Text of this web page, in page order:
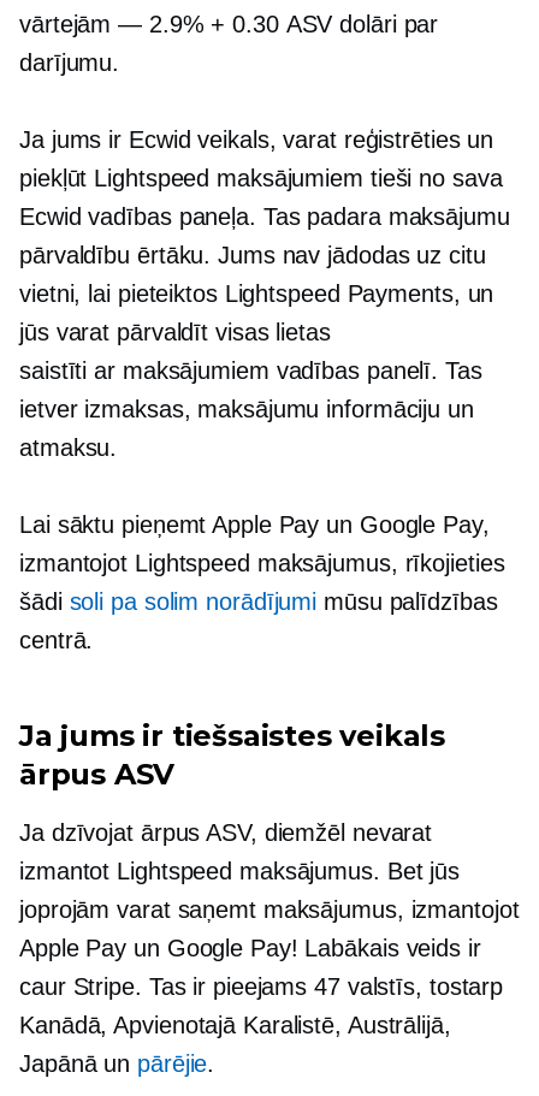
vārtejām — 2.9% + 0.30 ASV dolāri par
darījumu.
Ja jums ir Ecwid veikals, varat reģistrēties un
piekļūt Lightspeed maksājumiem tieši no sava
Ecwid vadības paneļa. Tas padara maksājumu
pārvaldību ērtāku. Jums nav jādodas uz citu
vietni, lai pieteiktos Lightspeed Payments, un
jūs varat pārvaldīt visas lietas
saistīti ar maksājumiem vadības panelī. Tas
ietver izmaksas, maksājumu informāciju un
atmaksu.
Lai sāktu pieņemt Apple Pay un Google Pay,
izmantojot Lightspeed maksājumus, rīkojieties
šādi soli pa solim norādījumi mūsu palīdzības
centrā.
Ja jums ir tiešsaistes veikals
ārpus ASV
Ja dzīvojat ārpus ASV, diemžēl nevarat
izmantot Lightspeed maksājumus. Bet jūs
joprojām varat saņemt maksājumus, izmantojot
Apple Pay un Google Pay! Labākais veids ir
caur Stripe. Tas ir pieejams 47 valstīs, tostarp
Kanādā, Apvienotajā Karalistē, Austrālijā,
Japānā un pārējie.